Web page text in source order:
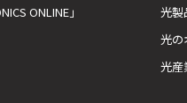
ONLINE」
光製
光の
光産